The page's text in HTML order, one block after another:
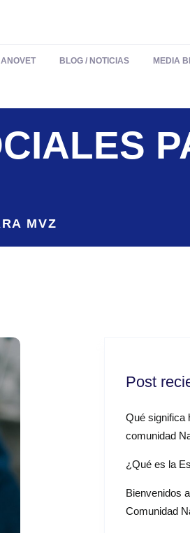
BLOG / NOTICIAS MEDIA
MVZ
Post
Qué significa
comunidad
¿Qué es la
Bienvenidos
Comunidad